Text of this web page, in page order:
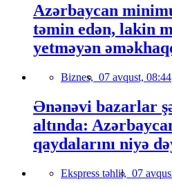
Azərbaycan
təmin edən, lakin
yetməyən
Biznes, 07 avqust, 08:44
Ənənəvi bazarlar
altında:
qaydalarını niyə
Ekspress təhlil, 07